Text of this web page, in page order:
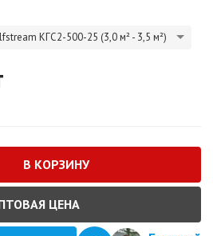
КГС2-500-25 (3,0 м² - 3,5 м²)
ЦЕНА